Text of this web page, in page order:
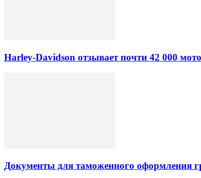
Harley-Davidson отзывает почти 42 000
Документы для таможенного оформления